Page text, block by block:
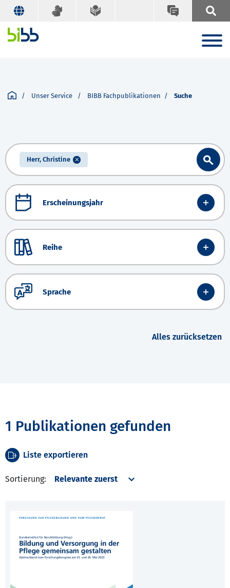
Unser Service BIBB Fachpublikationen Suche
Herr, Christine
Erscheinungsjahr
Reihe
Sprache
Alles zurücksetzen
1 Publikationen gefunden
Liste exportieren
Sortierung: